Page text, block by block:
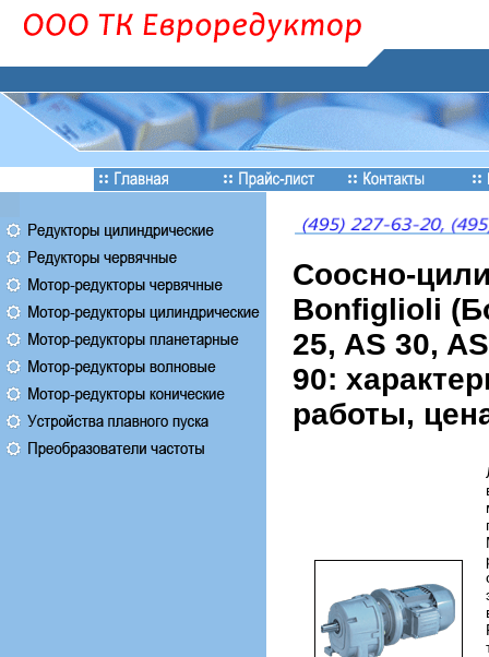
Соосно-
Bonfiglioli
25, AS 30,
90:
работы,